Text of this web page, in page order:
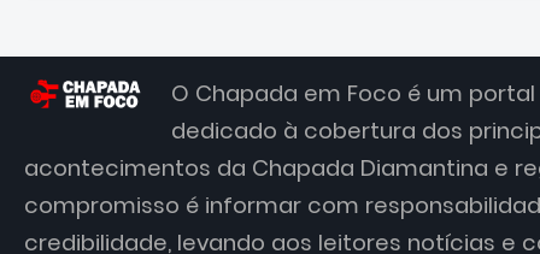
O Chapada em Foco é um
dedicado à cobertura dos
acontecimentos da Chapada Diamantina e
compromisso é informar com
credibilidade, levando aos leitores notícias e